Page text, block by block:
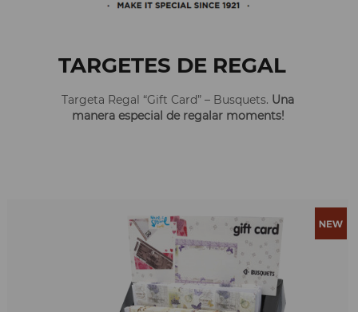
TARGETES DE REGAL
Targeta Regal “Gift Card” – Busquets. Una
manera especial de regalar moments!